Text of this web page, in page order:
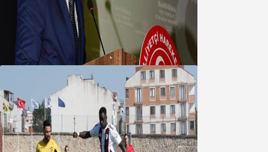
MHP’de Algül Dönemi başladı
09 Ağustos 2026